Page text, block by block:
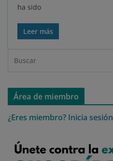
ha sido
Leer más
Área de miembro
¿Eres miembro? Inicia sesión